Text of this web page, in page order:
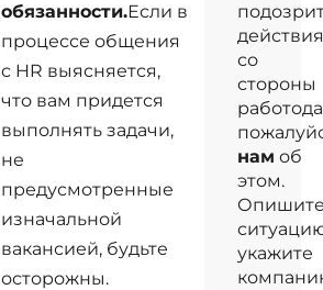
обязанности.Если в
процессе общения
с HR выясняется,
что вам придется
выполнять задачи,
не
предусмотренные
изначальной
вакансией, будьте
осторожны.
со
стороны
нам об
этом.
укажите